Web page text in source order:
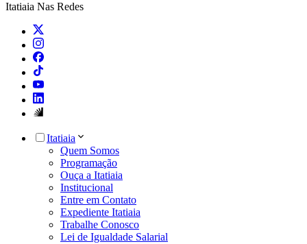
Itatiaia Nas Redes
Itatiaia
Quem Somos
Programação
Ouça a Itatiaia
Institucional
Entre em Contato
Expediente Itatiaia
Trabalhe Conosco
Lei de Igualdade Salarial